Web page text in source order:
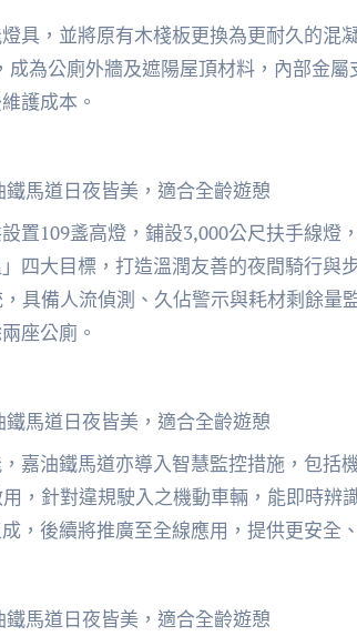
具，並將原有木棧板更換為更耐久的混
為公廁外牆及遮陽屋頂材料，內部金
護成本。
鐵馬道日夜皆美，適合全齡遊憩
置109盞高燈，鋪設3,000公尺扶手線燈
四大目標，打造溫潤友善的夜間騎行與
具備人流偵測、久佔警示與耗材剩餘量
座公廁。
鐵馬道日夜皆美，適合全齡遊憩
嘉油鐵馬道亦導入智慧監控措施，包括
，針對違規駛入之機動車輛，能即時辨
，後續將推廣至全線應用，提供更安全
鐵馬道日夜皆美，適合全齡遊憩